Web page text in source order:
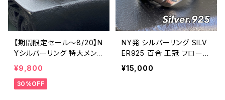
【期間限定セール～8/20】N
Yシルバーリング 特大メン
ズリング SILVER925 フェザ
ーリング ナバホ族 インディ
アンジュエリー 太め 指輪
¥9,800
30%OFF
NY発 シルバーリング SILV
ER925 百合 王冠 フローラ
ルリング ブラックストーン
指輪
¥15,000